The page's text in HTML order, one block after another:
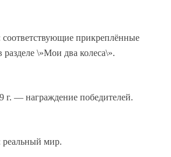
прикреплённые
\»Мои два колеса\».
г. — награждение победителей.
реальный мир.